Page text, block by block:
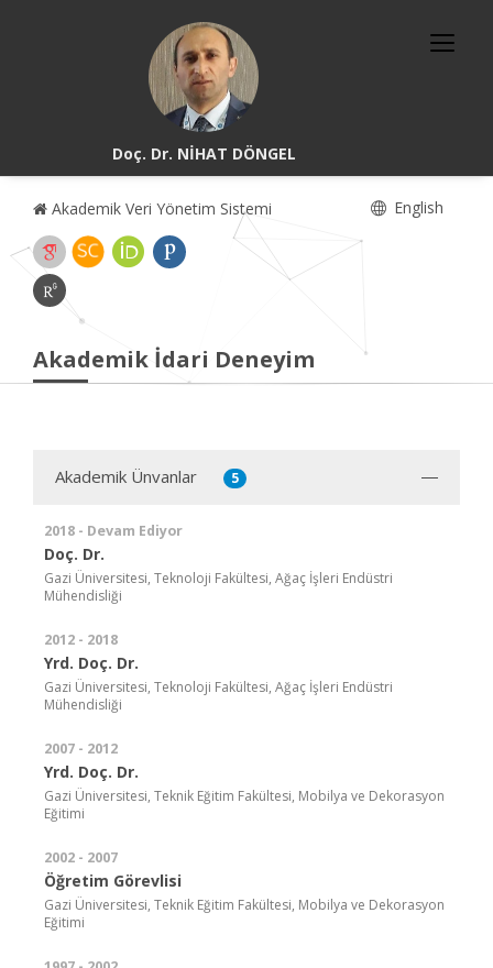
Doç. Dr. NİHAT DÖNGEL
Akademik Veri Yönetim Sistemi English
Akademik İdari Deneyim
Akademik Ünvanlar 5
2018 - Devam Ediyor
Doç. Dr.
Gazi Üniversitesi, Teknoloji Fakültesi, Ağaç İşleri Endüstri
Mühendisliği
2012 - 2018
Yrd. Doç. Dr.
Gazi Üniversitesi, Teknoloji Fakültesi, Ağaç İşleri Endüstri
Mühendisliği
2007 - 2012
Yrd. Doç. Dr.
Gazi Üniversitesi, Teknik Eğitim Fakültesi, Mobilya ve Dekorasyon
Eğitimi
2002 - 2007
Öğretim Görevlisi
Gazi Üniversitesi, Teknik Eğitim Fakültesi, Mobilya ve Dekorasyon
Eğitimi